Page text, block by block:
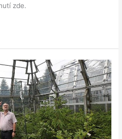
zde.